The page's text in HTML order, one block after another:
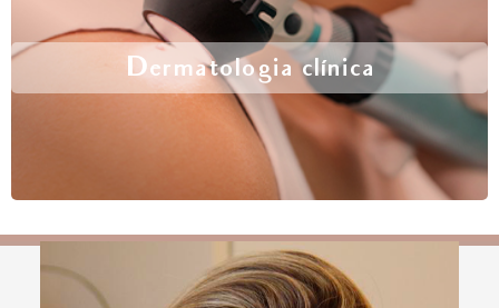
Dermatologia clínica